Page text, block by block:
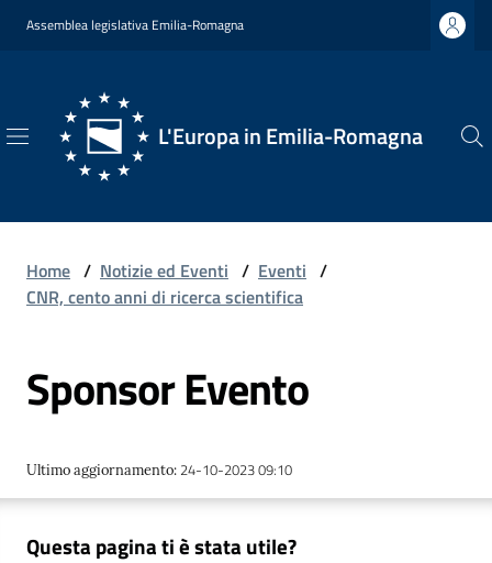
Vai al contenuto
Vai alla navigazione
Vai al footer
Assemblea legislativa Emilia-Romagna
L'Europa in Emilia-Romagna
L'Europa
Romagna
Chi
Siamo
Home / Notizie ed Eventi / Eventi /
CNR, cento anni di ricerca scientifica
Sponsor Evento
Ultimo aggiornamento: 24-10-2023 09:10
Questa pagina ti è stata utile?